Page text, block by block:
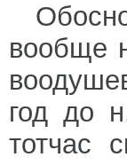
вообще
год до
тотчас